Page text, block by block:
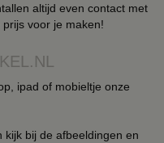
altijd even contact met
voor je maken!
ipad of mobieltje onze
kijk bij de afbeeldingen en